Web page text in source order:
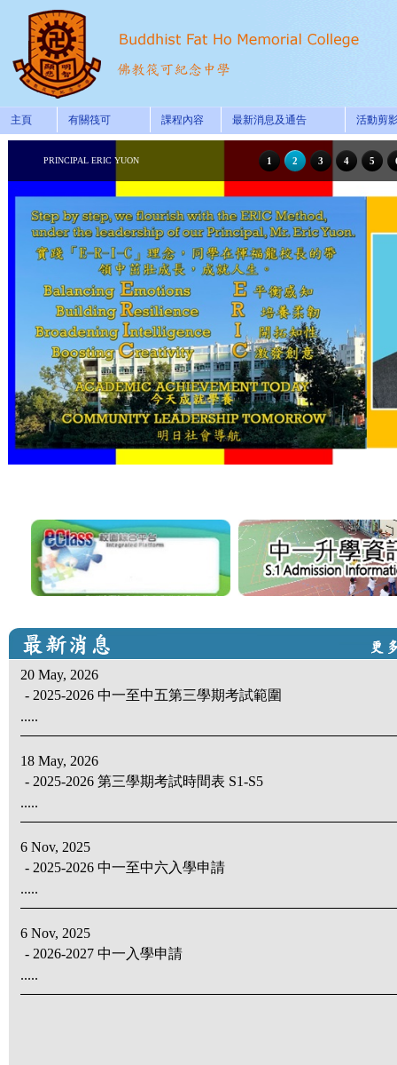
主頁 有關筏可 課程內容 最新消息及通告 活動剪
20 May, 2026
- 2025-2026 中一至中五第三學期考試範圍
.....
18 May, 2026
- 2025-2026 第三學期考試時間表 S1-S5
.....
6 Nov, 2025
- 2025-2026 中一至中六入學申請
.....
6 Nov, 2025
- 2026-2027 中一入學申請
.....